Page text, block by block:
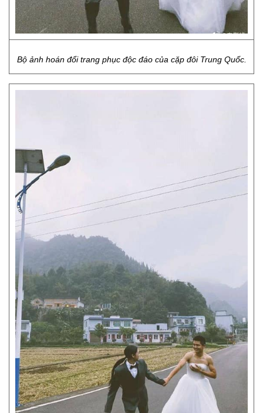
Bộ ảnh hoán đổi trang phục độc đáo của cặp đôi Trung Quốc.